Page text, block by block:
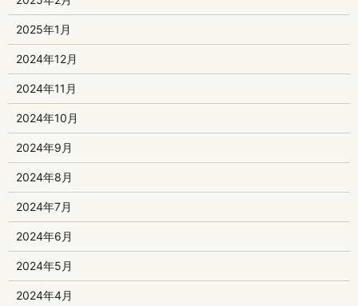
2025年1月
2024年12月
2024年11月
2024年10月
2024年9月
2024年8月
2024年7月
2024年6月
2024年5月
2024年4月